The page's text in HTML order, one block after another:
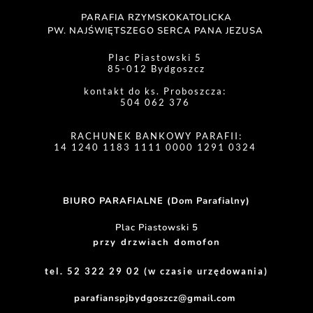
PARAFIA RZYMSKOKATOLICKA
PW. NAJŚWIĘTSZEGO SERCA PANA JEZUSA
Plac Piastowski 5
85-012 Bydgoszcz
kontakt do ks. Proboszcza:
504 062 376
RACHUNEK BANKOWY PARAFII:
14 1240 1183 1111 0000 1291 0324
BIURO PARAFIALNE (Dom Parafialny)
Plac Piastowski 5
przy drzwiach domofon
tel. 52 322 29 02 (w czasie urzędowania)
parafianspjbydgoszcz@gmail.com